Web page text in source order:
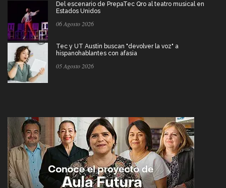
Del escenario de PrepaTec Qro al teatro musical en
Estados Unidos
06 Agosto 2026
Tec y UT Austin buscan "devolver la voz" a
hispanohablantes con afasia
05 Agosto 2026